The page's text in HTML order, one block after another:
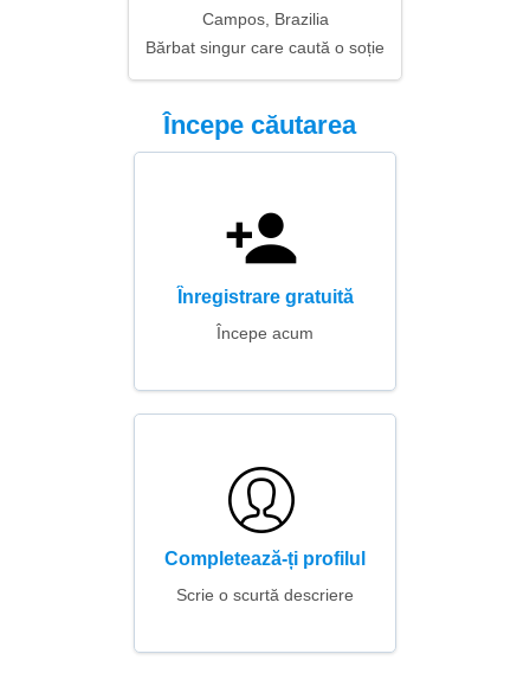
Campos, Brazilia
Bărbat singur care caută o soție
Începe căutarea
Înregistrare gratuită
Începe acum
Completează-ți profilul
Scrie o scurtă descriere